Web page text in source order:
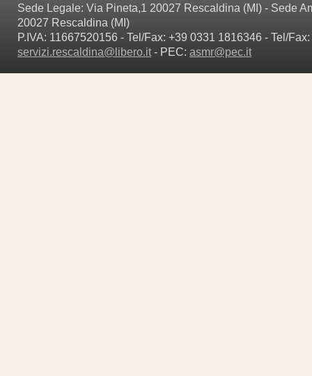
Sede Legale: Via Pineta,1 20027 Rescaldina (MI) - Sede
20027 Rescaldina (MI)
P.IVA: 11667520156 - Tel/Fax: +39 0331 1816346 - Tel/
servizi.rescaldina@libero.it- PEC: asmr@pec.it